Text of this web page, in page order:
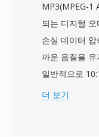
조, 기술적 파
된 KLV(Key-
합니다. 이 메
출, 아카이브
츠와 함께 이동
MXF 파일은 단
MP3(MPEG-1
되는 디지털
손실 데이터
까운 음질을
일반적으로
퍼 협회가 다른
더 보기